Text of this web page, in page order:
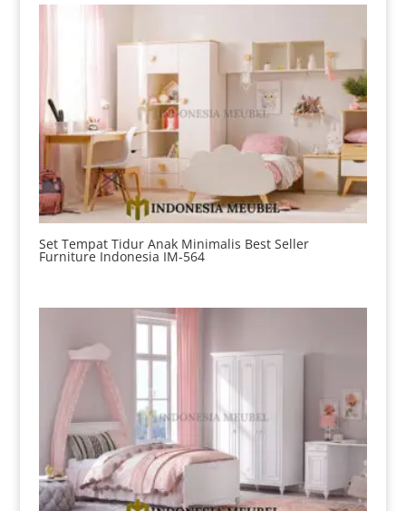
Set Tempat Tidur Anak Minimalis Best Seller
Furniture Indonesia IM-564